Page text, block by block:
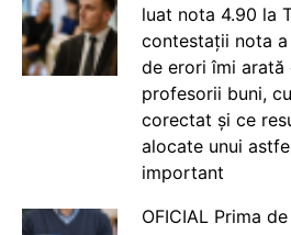
luat nota 4.90 la
contestații nota
de erori îmi arată
profesorii buni,
corectat și ce
alocate unui
important
OFICIAL Prima